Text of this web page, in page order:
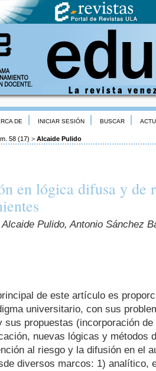
DE INICIAR SESIÓN BUSCAR
58 (17) > Alcaide Pulido
en lógica difusa y de
Pulido, Antonio Sánchez
de este artículo es
universitario, con sus
sus propuestas (incorporación
nuevas lógicas y métodos
al riesgo y la difusión en el
diversos marcos: 1) analítico,